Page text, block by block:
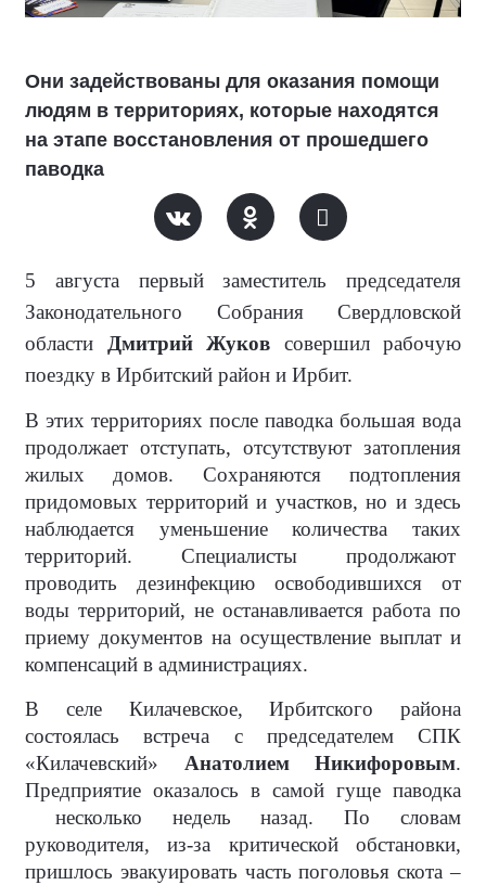
Они задействованы для оказания помощи
людям в территориях, которые находятся
на этапе восстановления от прошедшего
паводка
5 августа первый заместитель председателя
Законодательного Собрания Свердловской
области
Дмитрий Жуков совершил рабочую
поездку в Ирбитский район и Ирбит.
В этих территориях после паводка большая вода
продолжает отступать, отсутствуют затопления
жилых домов. Сохраняются подтопления
придомовых территорий и участков, но и здесь
наблюдается уменьшение количества таких
территорий. Специалисты продолжают
проводить дезинфекцию освободившихся от
воды территорий, не останавливается работа по
приему документов на осуществление выплат и
компенсаций в администрациях.
В селе Килачевское, Ирбитского района
состоялась встреча с председателем СПК
«Килачевский» Анатолием Никифоровым.
Предприятие оказалось в самой гуще паводка
несколько недель назад. По словам
руководителя, из-за критической обстановки,
пришлось эвакуировать часть поголовья скота –